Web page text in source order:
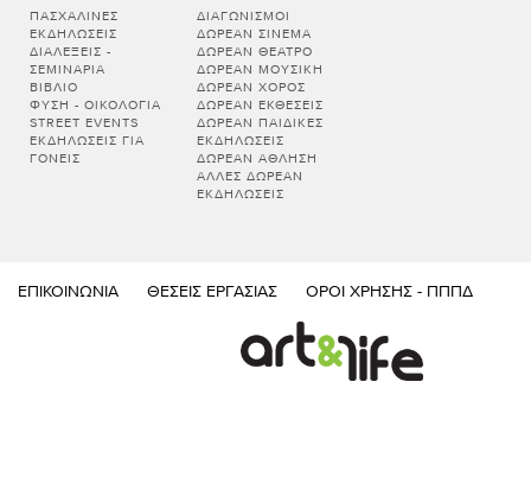
ΠΑΣΧΑΛΙΝΈΣ
ΕΚΔΗΛΏΣΕΙΣ
ΔΙΑΛΕΞΕΙΣ -
ΣΕΜΙΝΑΡΙΑ
ΒΙΒΛΊΟ
ΦΎΣΗ - ΟΙΚΟΛΟΓΊΑ
STREET EVENTS
ΕΚΔΗΛΏΣΕΙΣ ΓΙΑ
ΓΟΝΕΊΣ
ΔΙΑΓΩΝΙΣΜΟΊ
ΔΩΡΕΆΝ ΣΙΝΕΜΆ
ΔΩΡΕΆΝ ΘΈΑΤΡΟ
ΔΩΡΕΆΝ ΜΟΥΣΙΚΉ
ΔΩΡΕΆΝ ΧΟΡΌΣ
ΔΩΡΕΆΝ ΕΚΘΈΣΕΙΣ
ΔΩΡΕΆΝ ΠΑΙΔΙΚΈΣ
ΕΚΔΗΛΏΣΕΙΣ
ΔΩΡΕΆΝ ΆΘΛΗΣΗ
ΆΛΛΕΣ ΔΩΡΕΆΝ
ΕΚΔΗΛΏΣΕΙΣ
ΕΠΙΚΟΙΝΩΝΊΑ ΘΈΣΕΙΣ ΕΡΓΑΣΊΑΣ ΌΡΟΙ ΧΡΉΣΗΣ - ΠΠΠΔ